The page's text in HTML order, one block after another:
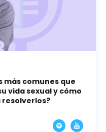
más comunes que
vida sexual y cómo